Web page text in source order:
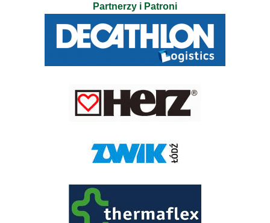
Partnerzy i Patroni